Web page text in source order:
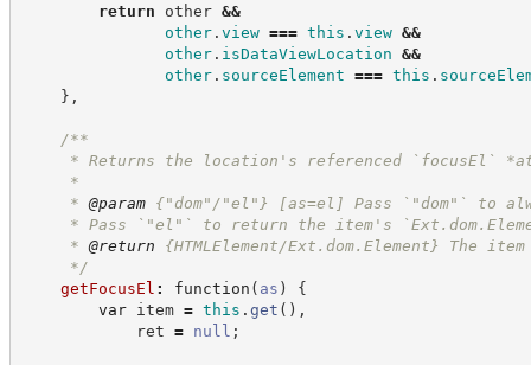
return other &&
other. view === this . view &&
other. isDataViewLocation &&
other. sourceElement === this .
} ,
/**
* Returns the location's referenced `focusEl`
*
* @param {"dom"/"el"} [as=el] Pass `"dom"` to
* Pass `"el"` to return the item's
* @return {HTMLElement/Ext.dom.Element} The
*/
getFocusEl : function ( as )
{
var item = this . get ( ) ,
ret = null ;